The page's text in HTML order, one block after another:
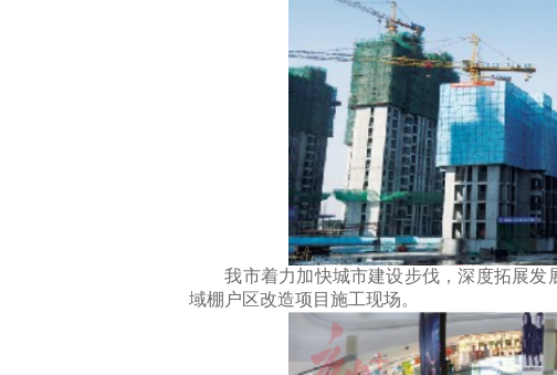
我市着力加快城市建设步伐，深度拓展发
域棚户区改造项目施工现场。